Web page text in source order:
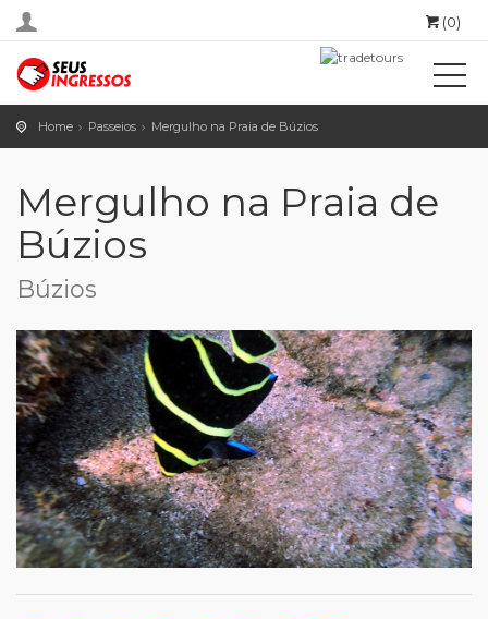
(0)
Home Passeios Mergulho na Praia de Búzios
Mergulho na Praia de
Búzios
Búzios